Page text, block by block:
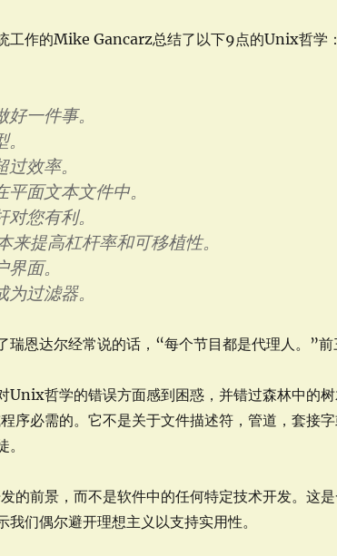
工作的Mike Gancarz总结了以下9点的Unix哲学：
一件事。
效率。
面文本文件中。
您有利。
来提高杠杆率和可移植性。
面。
过滤器。
瑞恩达尔经常说的话，“每个节目都是代理人。”
Unix哲学的错误方面感到困惑，并错过森林中的
序必需的。它不是关于文件描述符，管道，套接
的前景，而不是软件中的任何特定技术开发。这
我们偶尔避开理想主义以支持实用性。